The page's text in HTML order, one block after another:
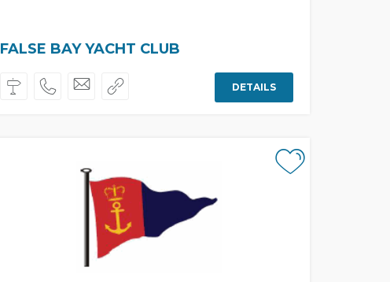
FALSE BAY YACHT CLUB
DETAILS